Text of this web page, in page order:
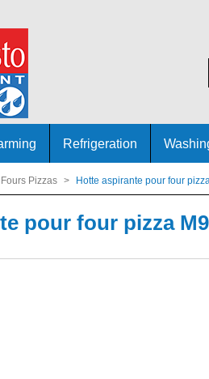
Refrigeration
Pizzas > Hotte aspirante pour four
pour four pizza